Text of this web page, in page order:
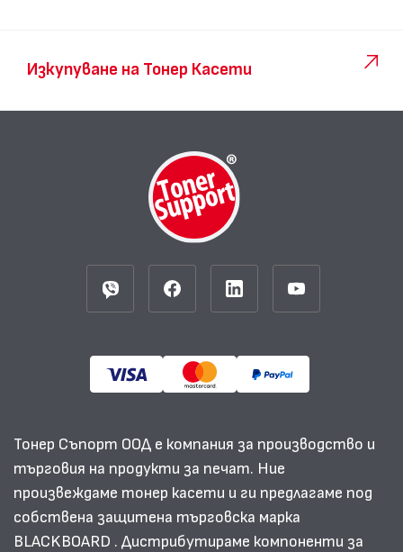
Изкупуване на Тонер Касети
Тонер Съпорт ООД е компания за производство и
търговия на продукти за печат. Ние
произвеждаме тонер касети и ги предлагаме под
собствена защитена търговска марка
BLACKBOARD . Дистрибутираме компоненти за